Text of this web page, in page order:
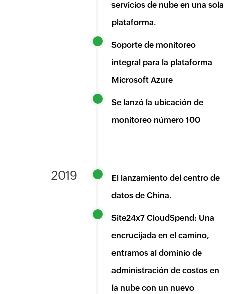
servicios de nube en una sola
plataforma.
Soporte de monitoreo
integral para la plataforma
Microsoft Azure
Se lanzó la ubicación de
monitoreo número 100
2019
El lanzamiento del centro de
datos de China.
Site24x7 CloudSpend: Una
encrucijada en el camino,
entramos al dominio de
administración de costos en
la nube con un nuevo